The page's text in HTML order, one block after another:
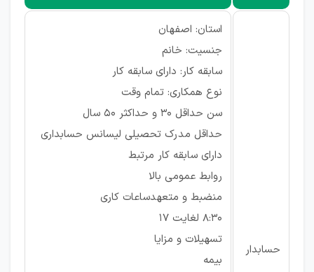
حسابدار
استان: اصفهان
جنسیت: خانم
سابقه کار: دارای سابقه کار
نوع همکاری: تمام وقت
سن حداقل 30 و حداکثر 50 سال
حداقل مدرک تحصیلی لیسانس حسابداری
دارای سابقه کار مرتبط
روابط عمومی بالا
منضبط و متعهدساعات کاری
8:30 لغایت 17
تسهیلات و مزایا
بیمه